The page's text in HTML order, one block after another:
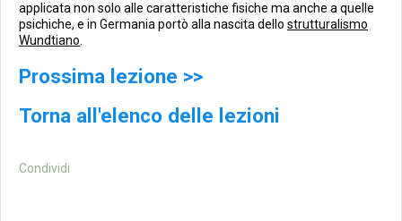
applicata non solo alle caratteristiche fisiche ma anche a quelle
psichiche, e in Germania portò alla nascita dello strutturalismo
Wundtiano
Prossima lezione >>
Torna all'elenco delle lezioni
Condividi